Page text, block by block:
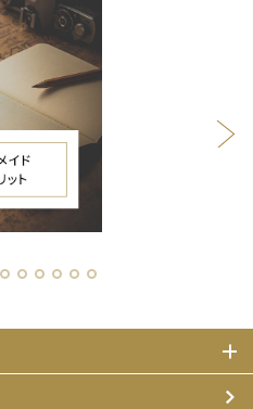
5 6 7 8 9 10